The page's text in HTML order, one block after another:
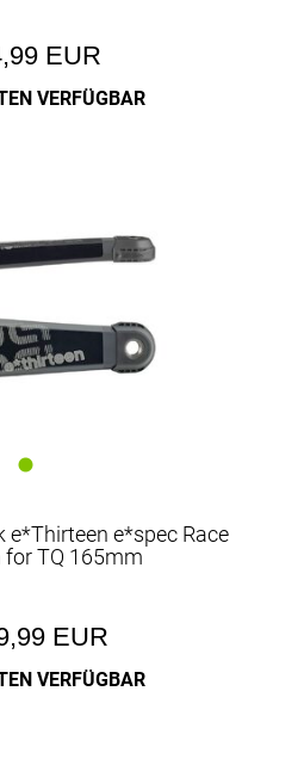
EUR
VERFÜGBAR
e*Thirteen e*spec Race
for TQ 165mm
EUR
VERFÜGBAR